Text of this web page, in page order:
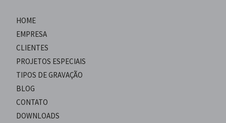
HOME
EMPRESA
CLIENTES
PROJETOS ESPECIAIS
TIPOS DE GRAVAÇÃO
BLOG
CONTATO
DOWNLOADS